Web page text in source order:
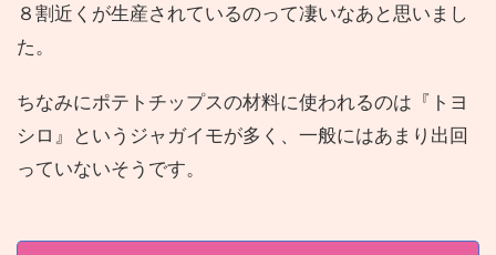
８割近くが生産されているのって凄いなあと思いまし
た。
ちなみにポテトチップスの材料に使われるのは『トヨ
シロ』というジャガイモが多く、一般にはあまり出回
っていないそうです。